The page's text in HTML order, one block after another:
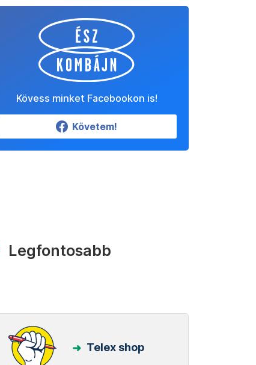
Kövess minket Facebookon is!
Követem!
Legfontosabb
Telex shop